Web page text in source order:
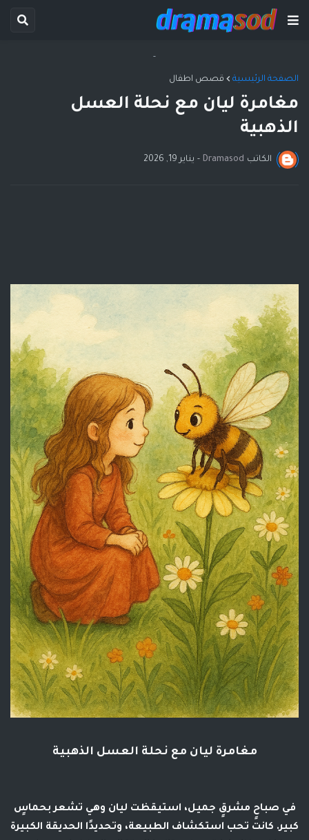
-
الصفحة الرئيسية قصص اطفال
مغامرة ليان مع نحلة العسل
الذهبية
الكاتب Dramasod
- يناير 19, 2026
مغامرة ليان مع نحلة العسل الذهبية
في صباحٍ مشرقٍ جميل، استيقظت ليان وهي تشعر بحماسٍ
كبير. كانت تحب استكشاف الطبيعة، وتحديدًا الحديقة الكبيرة